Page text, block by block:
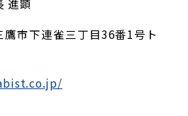
進顕
鷹市下連雀三丁目36番1号ト